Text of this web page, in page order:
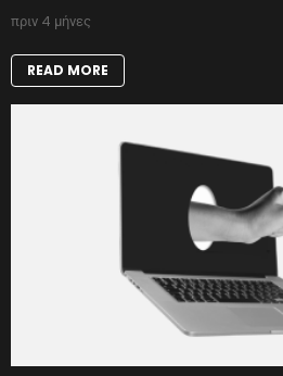
πριν 4 μήνες
READ MORE